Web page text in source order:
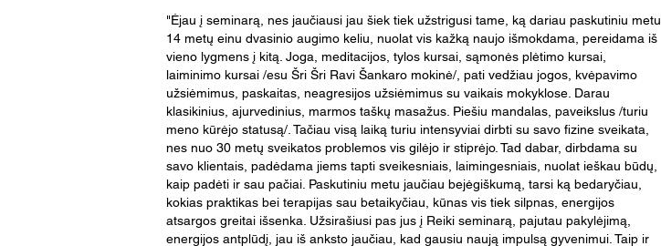
"Ėjau į seminarą, nes jaučiausi jau šiek tiek užstrigusi tame, ką dariau paskutiniu metu.
14 metų einu dvasinio augimo keliu, nuolat vis kažką naujo išmokdama, pereidama iš
vieno lygmens į kitą. Joga, meditacijos, tylos kursai, sąmonės plėtimo kursai,
laiminimo kursai /esu Šri Šri Ravi Šankaro mokinė/, pati vedžiau jogos, kvėpavimo
užsiėmimus, paskaitas, neagresijos užsiėmimus su vaikais mokyklose. Darau
klasikinius, ajurvedinius, marmos taškų masažus. Piešiu mandalas, paveikslus /turiu
meno kūrėjo statusą/. Tačiau visą laiką turiu intensyviai dirbti su savo fizine sveikata,
nes nuo 30 metų sveikatos problemos vis gilėjo ir stiprėjo. Tad dabar, dirbdama su
savo klientais, padėdama jiems tapti sveikesniais, laimingesniais, nuolat ieškau būdų,
kaip padėti ir sau pačiai. Paskutiniu metu jaučiau bejėgiškumą, tarsi ką bedaryčiau,
kokias praktikas bei terapijas sau betaikyčiau, kūnas vis tiek silpnas, energijos
atsargos greitai išsenka. Užsirašiusi pas jus į Reiki seminarą, pajutau pakylėjimą,
energijos antplūdį, jau iš anksto jaučiau, kad gausiu naują impulsą gyvenimui. Taip ir